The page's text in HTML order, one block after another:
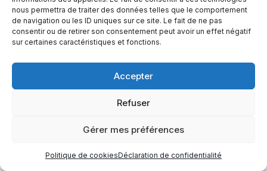
nous permettra de traiter des données telles que le comportement
de navigation ou les ID uniques sur ce site. Le fait de ne pas
consentir ou de retirer son consentement peut avoir un effet négatif
sur certaines caractéristiques et fonctions.
Accepter
Refuser
Gérer mes préférences
Politique de cookiesDéclaration de confidentialité
EQUILIBIOS FORMATION Inc. 5748 9e Avenue, Montréal (QC)
H1Y 2J9 Canada